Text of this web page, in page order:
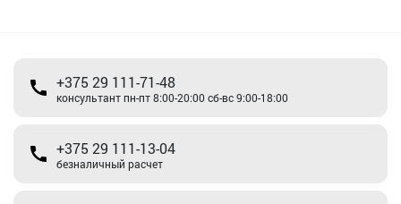
+375 29 111-71-48
консультант пн-пт 8:00-20:00 сб-вс 9:00-18:00
+375 29 111-13-04
безналичный расчет